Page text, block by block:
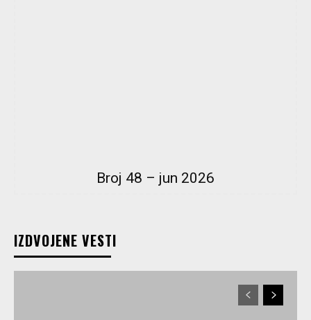
Broj 48 – jun 2026
IZDVOJENE VESTI